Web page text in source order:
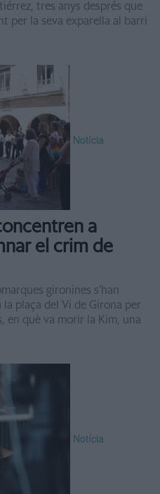
tres anys després que
per la seva exparella al barri
Notícia
a
el crim de
gironines s’han
plaça del Vi de Girona per
en què va morir la Kim, una
Notícia